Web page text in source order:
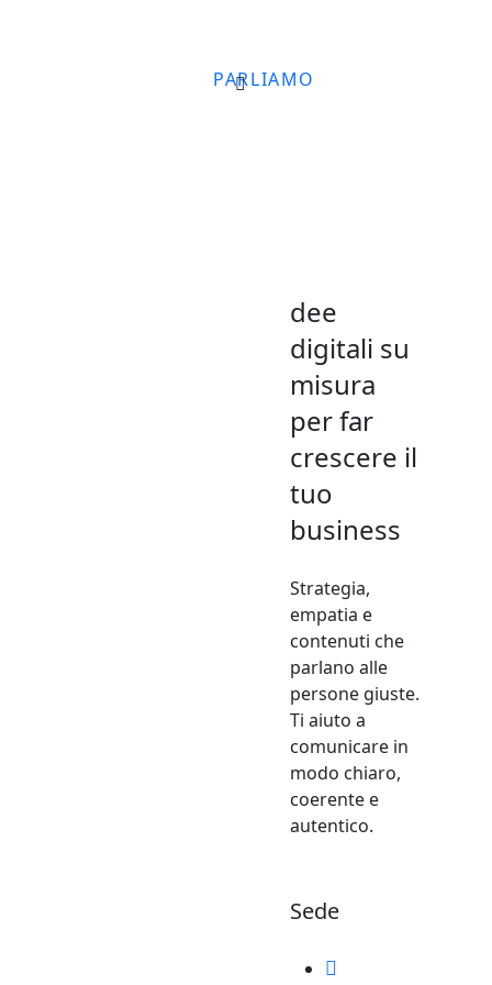
PARLIAMO
dee
digitali su
misura
per far
crescere il
tuo
business
Strategia,
empatia e
contenuti che
parlano alle
persone giuste.
Ti aiuto a
comunicare in
modo chiaro,
coerente e
autentico.
Sede